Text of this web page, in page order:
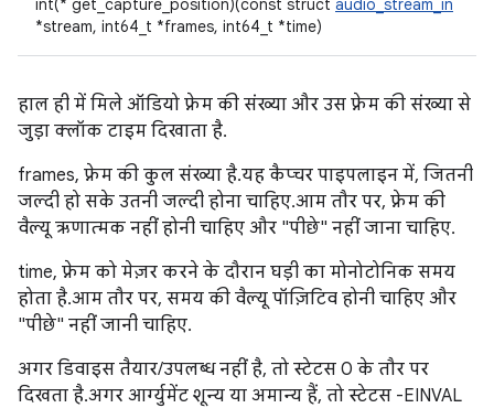
int(* get_capture_position)(const struct audio_stream_in
*stream, int64_t *frames, int64_t *time)
हाल ही में मिले ऑडियो फ़्रेम की संख्या और उस फ़्रेम की संख्या से
जुड़ा क्लॉक टाइम दिखाता है.
frames, फ़्रेम की कुल संख्या है. यह कैप्चर पाइपलाइन में, जितनी
जल्दी हो सके उतनी जल्दी होना चाहिए. आम तौर पर, फ़्रेम की
वैल्यू ऋणात्मक नहीं होनी चाहिए और "पीछे" नहीं जाना चाहिए.
time, फ़्रेम को मेज़र करने के दौरान घड़ी का मोनोटोनिक समय
होता है. आम तौर पर, समय की वैल्यू पॉज़िटिव होनी चाहिए और
"पीछे" नहीं जानी चाहिए.
अगर डिवाइस तैयार/उपलब्ध नहीं है, तो स्टेटस 0 के तौर पर
दिखता है. अगर आर्ग्युमेंट शून्य या अमान्य हैं, तो स्टेटस -EINVAL